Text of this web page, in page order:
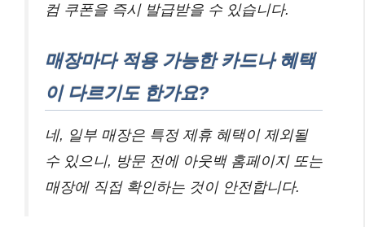
컴 쿠폰을 즉시 발급받을 수 있습니다.
매장마다 적용 가능한 카드나 혜택
이 다르기도 한가요?
네, 일부 매장은 특정 제휴 혜택이 제외될
수 있으니, 방문 전에 아웃백 홈페이지 또는
매장에 직접 확인하는 것이 안전합니다.